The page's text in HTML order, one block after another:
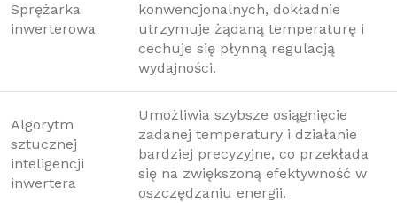
Sprężarka
inwerterowa
konwencjonalnych, dokładnie
utrzymuje żądaną temperaturę i
cechuje się płynną regulacją
wydajności.
Algorytm
sztucznej
inteligencji
inwertera
Umożliwia szybsze osiągnięcie
zadanej temperatury i działanie
bardziej precyzyjne, co przekłada
się na zwiększoną efektywność w
oszczędzaniu energii.